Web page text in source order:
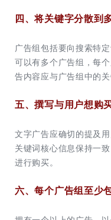
四、将关键字分散到
广告组包括要向搜索特
可以有多个广告组，每
告内容应与广告组中的关
五、撰写与用户想购
文字广告应确切的提及
关键词核心信息保持一
进行购买。
六、每个广告组至少